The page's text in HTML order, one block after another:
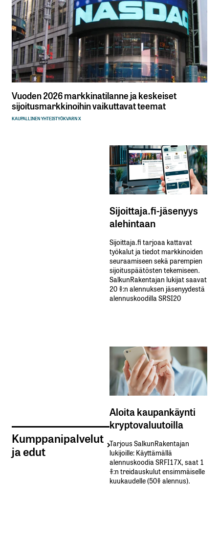
Vuoden 2026 markkinatilanne ja keskeiset
sijoitusmarkkinoihin vaikuttavat teemat
KAUPALLINEN YHTEISTYÖKVARN X
Kumppanipalvelut
ja edut
Sijoittaja.fi-jäsenyys
alehintaan
Sijoittaja.fi tarjoaa kattavat
työkalut ja tiedot markkinoiden
seuraamiseen sekä parempien
sijoituspäätösten tekemiseen.
SalkunRakentajan lukijat saavat
20 %:n alennuksen jäsenyydestä
alennuskoodilla SRSI20
Aloita kaupankäynti
kryptovaluutoilla
Tarjous SalkunRakentajan
lukijoille: Käyttämällä​ ​
alennuskoodia​ ​SRFI17X,​ ​saat​ ​1
%:n treidauskulut​ ​ensimmäiselle​ ​
kuukaudelle​ ​(50%​ ​alennus).